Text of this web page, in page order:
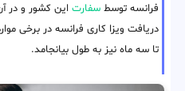
فرانسه توسط سفارت این کشور و در
دریافت ویزا کاری فرانسه در برخی
تا سه ماه نیز به طول بیانجامد.